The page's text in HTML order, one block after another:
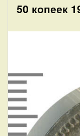
50 копеек